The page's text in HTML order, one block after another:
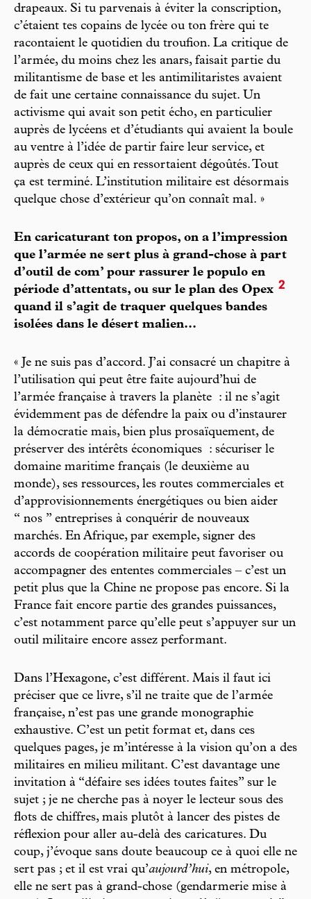
drapeaux. Si tu parvenais à éviter la conscription,
c’étaient tes copains de lycée ou ton frère qui te
racontaient le quotidien du troufion. La critique de
l’armée, du moins chez les anars, faisait partie du
militantisme de base et les antimilitaristes avaient
de fait une certaine connaissance du sujet. Un
activisme qui avait son petit écho, en particulier
auprès de lycéens et d’étudiants qui avaient la boule
au ventre à l’idée de partir faire leur service, et
auprès de ceux qui en ressortaient dégoûtés. Tout
ça est terminé. L’institution militaire est désormais
quelque chose d’extérieur qu’on connaît mal. »
En caricaturant ton propos, on a l’impression
que l’armée ne sert plus à grand-chose à part
d’outil de com’ pour rassurer le populo en
période d’attentats, ou sur le plan des Opex 2
quand il s’agit de traquer quelques bandes
isolées dans le désert malien...
« Je ne suis pas d’accord. J’ai consacré un chapitre à
l’utilisation qui peut être faite aujourd’hui de
l’armée française à travers la planète : il ne s’agit
évidemment pas de défendre la paix ou d’instaurer
la démocratie mais, bien plus prosaïquement, de
préserver des intérêts économiques : sécuriser le
domaine maritime français (le deuxième au
monde), ses ressources, les routes commerciales et
d’approvisionnements énergétiques ou bien aider
“ nos ” entreprises à conquérir de nouveaux
marchés. En Afrique, par exemple, signer des
accords de coopération militaire peut favoriser ou
accompagner des ententes commerciales – c’est un
petit plus que la Chine ne propose pas encore. Si la
France fait encore partie des grandes puissances,
c’est notamment parce qu’elle peut s’appuyer sur un
outil militaire encore assez performant.
Dans l’Hexagone, c’est différent. Mais il faut ici
préciser que ce livre, s’il ne traite que de l’armée
française, n’est pas une grande monographie
exhaustive. C’est un petit format et, dans ces
quelques pages, je m’intéresse à la vision qu’on a des
militaires en milieu militant. C’est davantage une
invitation à “défaire ses idées toutes faites” sur le
sujet ; je ne cherche pas à noyer le lecteur sous des
flots de chiffres, mais plutôt à lancer des pistes de
réflexion pour aller au-delà des caricatures. Du
coup, j’évoque sans doute beaucoup ce à quoi elle ne
sert pas ; et il est vrai qu’aujourd’hui, en métropole,
elle ne sert pas à grand-chose (gendarmerie mise à